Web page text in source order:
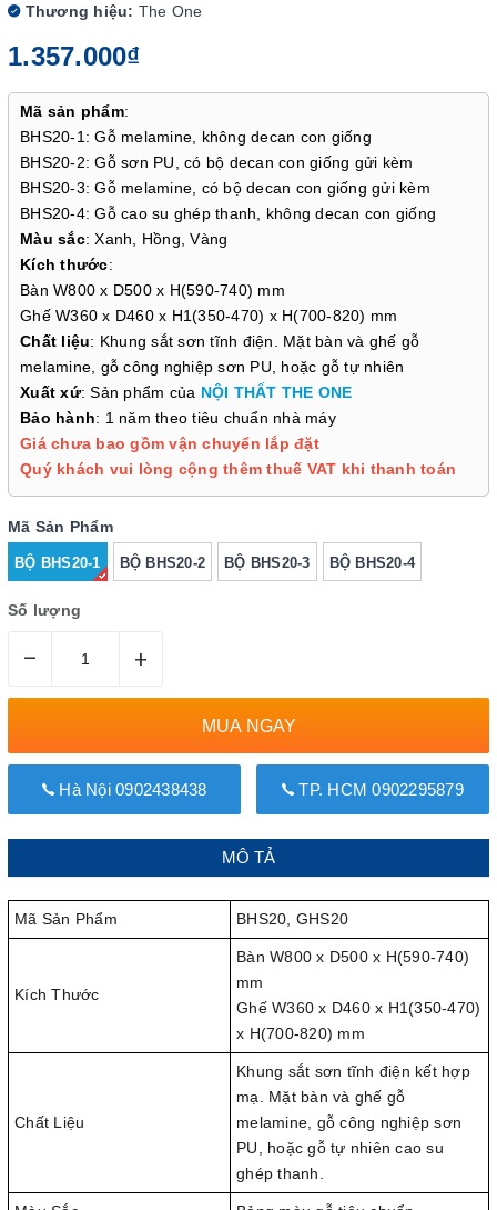
Thương hiệu: The One
1.357.000₫
Mã sản phẩm:
BHS20-1: Gỗ melamine, không decan con giống
BHS20-2: Gỗ sơn PU, có bộ decan con giống gửi kèm
BHS20-3: Gỗ melamine, có bộ decan con giống gửi kèm
BHS20-4: Gỗ cao su ghép thanh, không decan con giống
Màu sắc: Xanh, Hồng, Vàng
Kích thước:
Bàn W800 x D500 x H(590-740) mm
Ghế W360 x D460 x H1(350-470) x H(700-820) mm
Chất liệu: Khung sắt sơn tĩnh điện. Mặt bàn và ghế gỗ
melamine, gỗ công nghiệp sơn PU, hoặc gỗ tự nhiên
Xuất xứ: Sản phẩm của NỘI THẤT THE ONE
Bảo hành: 1 năm theo tiêu chuẩn nhà máy
Giá chưa bao gồm vận chuyển lắp đặt
Quý khách vui lòng cộng thêm thuế VAT khi thanh toán
Mã Sản Phẩm
BỘ BHS20-1 BỘ BHS20-2 BỘ BHS20-3 BỘ BHS20-4
Số lượng
– +
MUA NGAY
Hà Nội 0902438438 TP. HCM 0902295879
MÔ TẢ
Mã Sản Phẩm BHS20, GHS20
Kích Thước
Bàn W800 x D500 x H(590-740)
mm
Ghế W360 x D460 x H1(350-470)
x H(700-820) mm
Chất Liệu
Khung sắt sơn tĩnh điện kết hợp
mạ. Mặt bàn và ghế gỗ
melamine, gỗ công nghiệp sơn
PU, hoặc gỗ tự nhiên cao su
ghép thanh.